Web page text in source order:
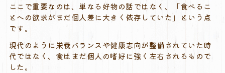
ここで重要なのは、単なる好物の話ではなく、「食べるこ
とへの欲求がまだ個人差に大きく依存していた」という点
です。
現代のように栄養バランスや健康志向が整備されていた時
代ではなく、食はまだ個人の嗜好に強く左右されるもので
した。